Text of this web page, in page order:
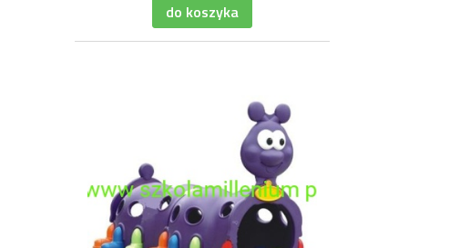
do koszyka